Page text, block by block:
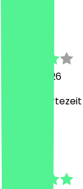
28. Mai 2026
Lange Wartezeit